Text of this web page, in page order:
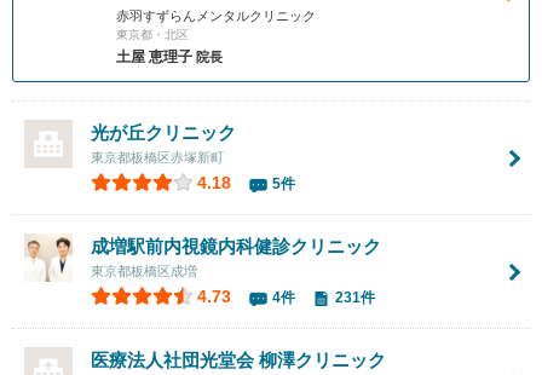
赤羽すずらんメンタルクリニック
東京都・北区
土屋 恵理子 院長
光が丘クリニック
東京都板橋区赤塚新町
4.18 5件
成増駅前内視鏡内科健診クリニック
東京都板橋区成増
4.73 4件 231件
医療法人社団光堂会柳澤クリニック